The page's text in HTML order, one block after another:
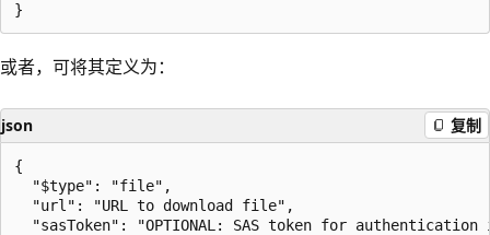
或者，可将其定义为：
json 复制
{
  "$type": "file",
  "url": "URL to download file",
"sasToken": "OPTIONAL: SAS token for